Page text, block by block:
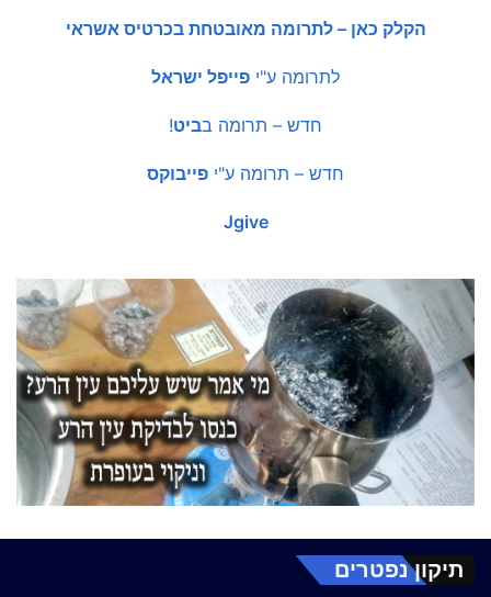
הקלק כאן – לתרומה מאובטחת בכרטיס אשראי
לתרומה ע"י פייפל ישראל
חדש – תרומה בביט!
חדש – תרומה ע"י פייבוקס
Jgive
תיקון נפטרים